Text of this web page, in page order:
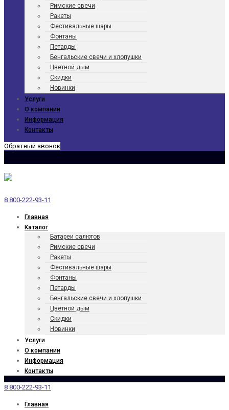
Римские свечи
Ракеты
Фести­валь­ные шары
Фонтаны
Петарды
Бенгаль­ские свечи и хлопушки
Цветной дым
Скидки
Новинки
Услуги
О компании
Информация
Контакты
Обратный звонок
8 800-222-93-11
Главная
Каталог
Батареи салютов
Римские свечи
Ракеты
Фести­валь­ные шары
Фонтаны
Петарды
Бенгаль­ские свечи и хлопушки
Цветной дым
Скидки
Новинки
Услуги
О компании
Информация
Контакты
8 800-222-93-11
Главная